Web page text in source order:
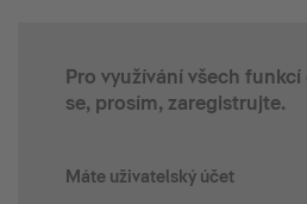
Pro využívání všech
se, prosím, zaregistrujte.
Máte uživatelský účet